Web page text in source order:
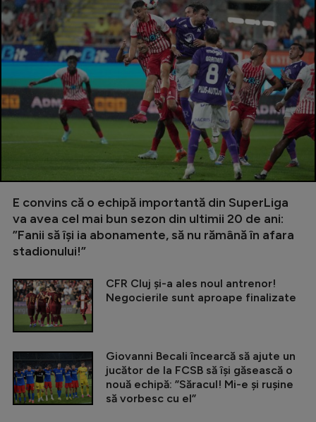
E convins că o echipă importantă din SuperLiga
va avea cel mai bun sezon din ultimii 20 de ani:
”Fanii să își ia abonamente, să nu rămână în afara
stadionului!”
CFR Cluj și-a ales noul antrenor!
Negocierile sunt aproape finalizate
Giovanni Becali încearcă să ajute un
jucător de la FCSB să își găsească o
nouă echipă: ”Săracul! Mi-e și rușine
să vorbesc cu el”